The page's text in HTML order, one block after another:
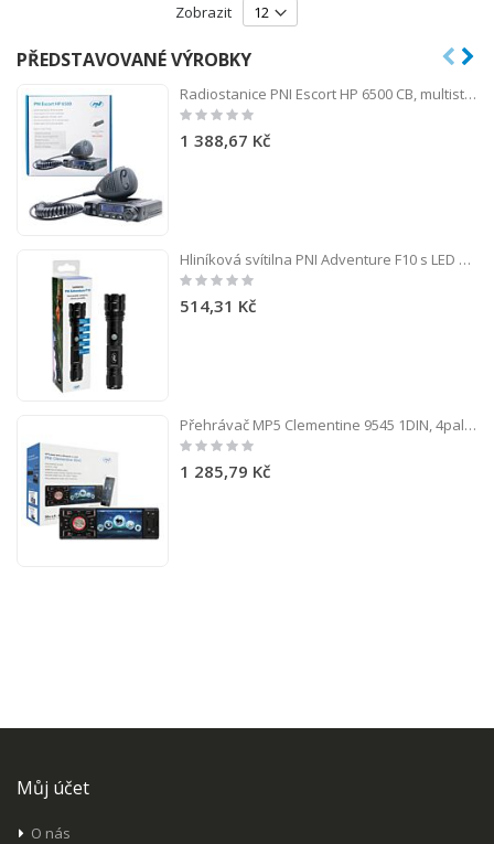
Zobrazit
PŘEDSTAVOVANÉ VÝROBKY
Radiostanice PNI Escort HP 6500 CB, multistandard, 4W, AM-FM, 12V, ASQ, RF Gain, zástrčka do zapalovače součástí balení AM/FM přepínač pouze v pásmu EU
Rating:
1 388,67 Kč
Hliníková svítilna PNI Adventure F10 s LED 1x6W, ostřením 500lm až 200m, s baterií a USB-C portem
Rating:
0%
514,31 Kč
Přehrávač MP5 Clementine 9545 1DIN, 4palcový displej, 50 Wx4, Bluetooth, FM rádio, SD a USB, 2 RCA video IN / OUT
Rating:
0%
1 285,79 Kč
Můj účet
O nás